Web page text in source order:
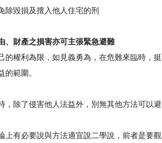
除毀損及擅入他人住宅的刑
、財產之損害亦可主張緊急避難
的權利為限，如見義勇為，在危難來臨時，
的範圍。
，除了侵害他人法益外，別無其他方法可以
上有必要說與方法適宜說二學說，前者是要